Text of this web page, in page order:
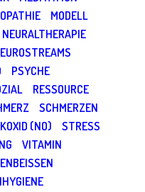
MODELL
NEURALTHERAPIE
PSYCHE
RESSOURCE
SCHMERZEN
(NO)
STRESS
VITAMIN